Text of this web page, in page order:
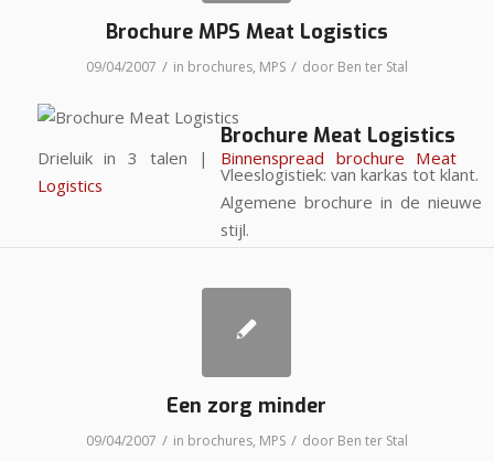
Brochure MPS Meat Logistics
09/04/2007 / in brochures, MPS / door Ben ter Stal
Brochure Meat Logistics
Vleeslogistiek: van karkas tot klant.
Algemene brochure in de nieuwe
stijl.
Drieluik in 3 talen | Binnenspread brochure Meat
Logistics
Een zorg minder
09/04/2007 / in brochures, MPS / door Ben ter Stal